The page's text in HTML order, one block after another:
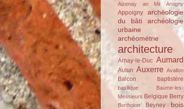
Aizenay
an Mil Antigny
Appoigny
archéologie
du bâti
archéologie
urbaine
archéométrie
architecture
Arnay-le-Duc Aumard
Autun Auxerre Avallon
Balcon baptistère
basilique
Baume-les-
Messieurs Belgique Berry
Bertholon Beyney bois